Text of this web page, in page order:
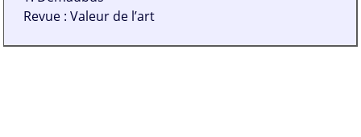
Revue : Valeur de l’art